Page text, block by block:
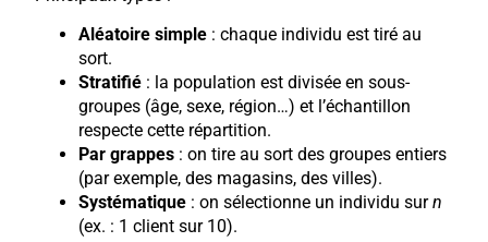
Aléatoire simple : chaque individu est tiré au
sort.
Stratifié : la population est divisée en sous-
groupes (âge, sexe, région…) et l’échantillon
respecte cette répartition.
Par grappes : on tire au sort des groupes entiers
(par exemple, des magasins, des villes).
Systématique : on sélectionne un individu surn
(ex. : 1 client sur 10).